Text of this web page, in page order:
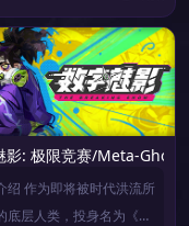
简体中文
影: 极限竞赛/Meta-
绍 作为即将被时代洪流所
底层人类，投身名为《突